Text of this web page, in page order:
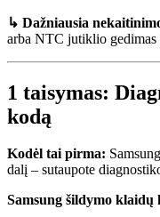
↳ Dažniausia
arba NTC jutiklio gedimas
1 taisymas:
kodą
Kodėl tai pirma:
dalį – sutaupote
Samsung šildymo klaidų